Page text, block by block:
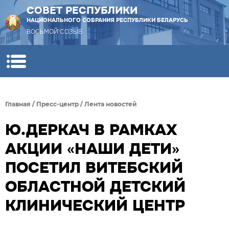
СОВЕТ РЕСПУБЛИКИ
НАЦИОНАЛЬНОГО СОБРАНИЯ РЕСПУБЛИКИ БЕЛАРУСЬ
ВОСЬМОЙ СОЗЫВ
Главная / Пресс-центр / Лента новостей
Ю.ДЕРКАЧ В РАМКАХ
АКЦИИ «НАШИ ДЕТИ»
ПОСЕТИЛ ВИТЕБСКИЙ
ОБЛАСТНОЙ ДЕТСКИЙ
КЛИНИЧЕСКИЙ ЦЕНТР